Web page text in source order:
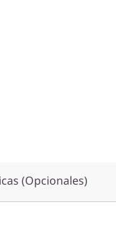
(Opcionales)